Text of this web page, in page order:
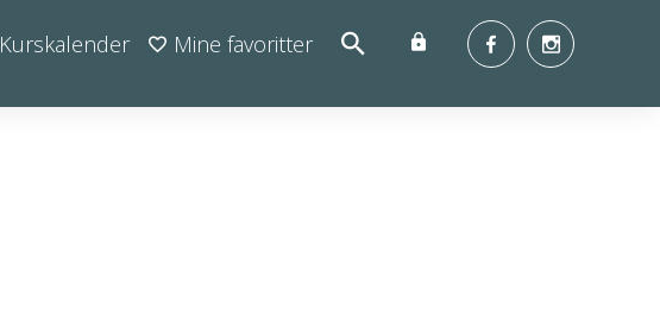
Kurskalender Mine favoritter